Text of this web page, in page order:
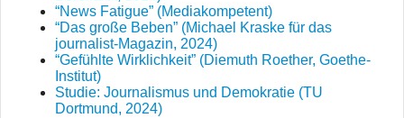
“News Fatigue” (Mediakompetent)
“Das große Beben” (Michael Kraske für das
journalist-Magazin, 2024)
“Gefühlte Wirklichkeit” (Diemuth Roether, Goethe-
Institut)
Studie: Journalismus und Demokratie (TU
Dortmund, 2024)